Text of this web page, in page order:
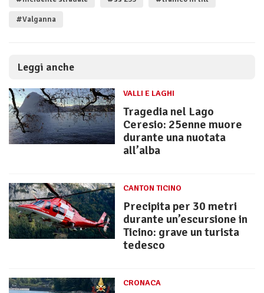
#Valganna
Leggi anche
VALLI E LAGHI
Tragedia nel Lago
Ceresio: 25enne muore
durante una nuotata
all’alba
CANTON TICINO
Precipita per 30 metri
durante un’escursione in
Ticino: grave un turista
tedesco
CRONACA